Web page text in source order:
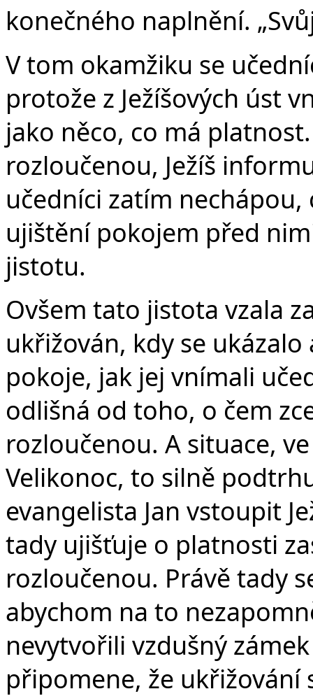
konečného naplnění.
V tom okamžiku se
protože z Ježíšových úst
jako něco, co má
rozloučenou, Ježíš
učedníci zatím
ujištění pokojem před
jistotu.
Ovšem tato jistota vzala
ukřižován, kdy se
pokoje, jak jej vnímali
odlišná od toho, o čem
rozloučenou. A situace,
Velikonoc, to silně
evangelista Jan vstoupit
tady ujišťuje o platnosti
rozloučenou. Právě tady
abychom na to
nevytvořili vzdušný
připomene, že ukřižování